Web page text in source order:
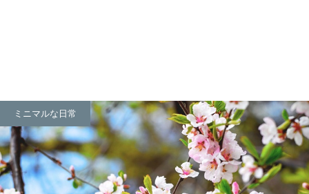
ミニマルな日常